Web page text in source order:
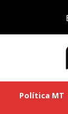
Política MT